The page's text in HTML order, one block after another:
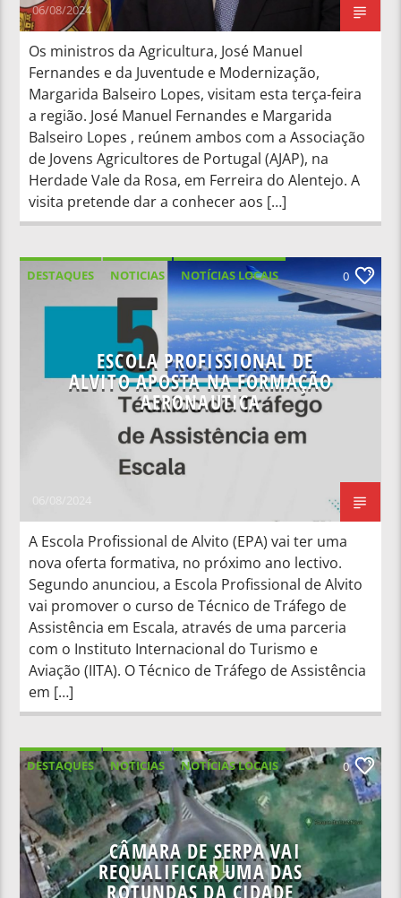
06/08/2024
Os ministros da Agricultura, José Manuel
Fernandes e da Juventude e Modernização,
Margarida Balseiro Lopes, visitam esta terça-feira
a região. José Manuel Fernandes e Margarida
Balseiro Lopes , reúnem ambos com a Associação
de Jovens Agricultores de Portugal (AJAP), na
Herdade Vale da Rosa, em Ferreira do Alentejo. A
visita pretende dar a conhecer aos […]
DESTAQUES NOTICIAS
NOTÍCIAS LOCAIS
NOTÍCIAS NACIONAIS
0
ESCOLA PROFISSIONAL DE
ALVITO APOSTA NA FORMAÇÃO
AERONAUTICA
A Escola Profissional de Alvito (EPA) vai ter uma
nova oferta formativa, no próximo ano lectivo.
Segundo anunciou, a Escola Profissional de Alvito
vai promover o curso de Técnico de Tráfego de
Assistência em Escala, através de uma parceria
com o Instituto Internacional do Turismo e
Aviação (IITA). O Técnico de Tráfego de Assistência
em […]
DESTAQUES NOTICIAS
NOTÍCIAS LOCAIS
NOTÍCIAS NACIONAIS
0
CÂMARA DE SERPA VAI
REQUALIFICAR UMA DAS
ROTUNDAS DA CIDADE